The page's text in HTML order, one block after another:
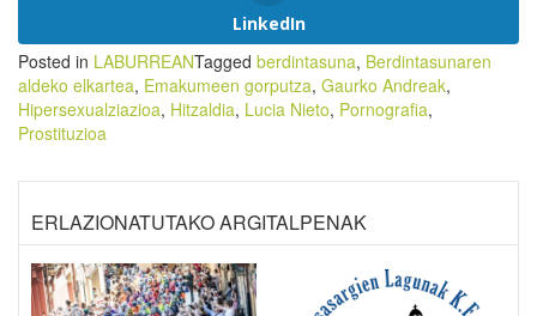
LinkedIn
Posted in LABURREANTagged berdintasuna, Berdintasunaren
aldeko elkartea, Emakumeen gorputza, Gaurko Andreak,
Hipersexualziazioa, Hitzaldia, Lucia Nieto, Pornografia,
Prostituzioa
ERLAZIONATUTAKO ARGITALPENAK